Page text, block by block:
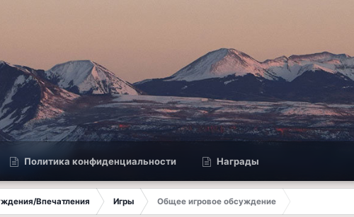
Политика конфиденциальности Награды
Впечатления Игры
Общее игровое обсуждение